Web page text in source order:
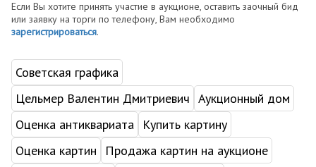
Если Вы хотите принять участие в аукционе, оставить заочный бид
или заявку на торги по телефону, Вам необходимо
зарегистрироваться.
Советская графика
Цельмер Валентин Дмитриевич Аукционный дом
Оценка антиквариата
Купить картину
Оценка картин
Продажа картин на аукционе